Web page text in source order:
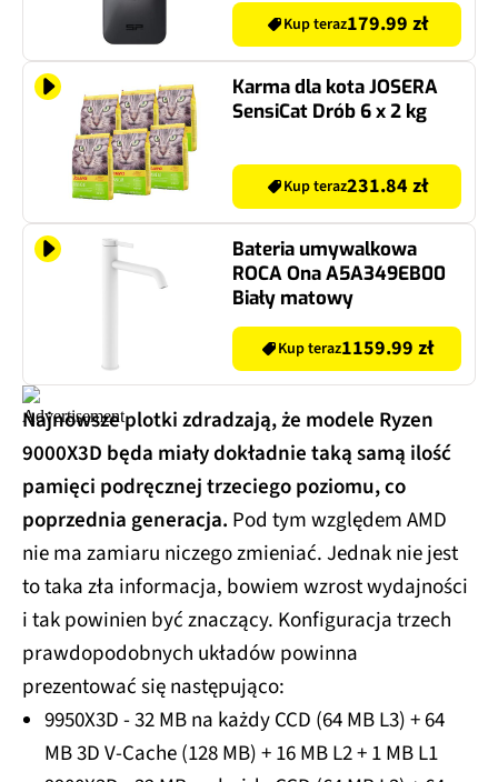
Kup teraz179.99 zł
Karma dla kota JOSERA
SensiCat Drób 6 x 2 kg
Kup teraz231.84 zł
Bateria umywalkowa
ROCA Ona A5A349EB00
Biały matowy
Kup teraz1159.99 zł
Najnowsze plotki zdradzają, że modele Ryzen
9000X3D będa miały dokładnie taką samą ilość
pamięci podręcznej trzeciego poziomu, co
poprzednia generacja. Pod tym względem AMD
nie ma zamiaru niczego zmieniać. Jednak nie jest
to taka zła informacja, bowiem wzrost wydajności
i tak powinien być znaczący. Konfiguracja trzech
prawdopodobnych układów powinna
prezentować się następująco:
9950X3D - 32 MB na każdy CCD (64 MB L3) + 64
MB 3D V-Cache (128 MB) + 16 MB L2 + 1 MB L1